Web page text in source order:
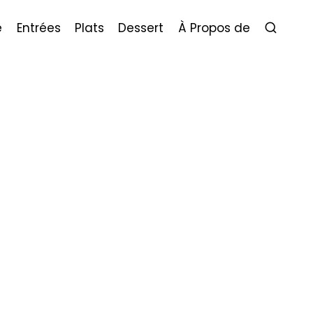
Entrées Plats Dessert À Propos de